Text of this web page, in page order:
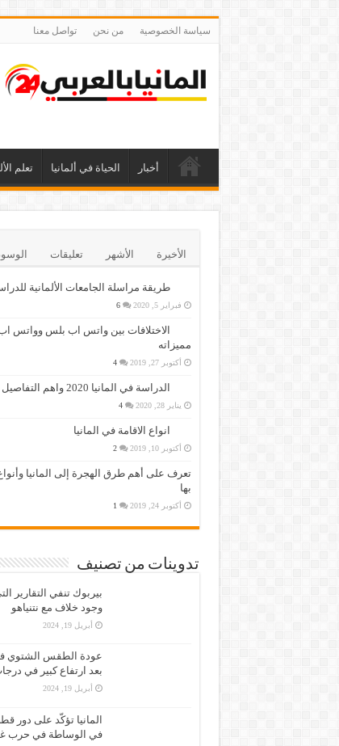
سياسة الخصوصية من نحن تواصل معنا
أخبار الحياة في ألمانيا تعلم
الأخيرة الأشهر تعليقات
طريقة مراسلة الجامعات الألمانية
فبراير 5, 2020 6
الاختلافات بين واتس اب بلس وواتس
مميزاته
أكتوبر 27, 2019 4
الدراسة في المانيا 2020 واهم التفاصيل عنها
يناير 28, 2020 4
انواع الاقامة في المانيا
أكتوبر 10, 2019 2
تعرف على أهم طرق الهجرة إلى المانيا
بها
أكتوبر 24, 2019 1
تدوينات من تصنيف
بيربوك تنفي التقارير
وجود خلاف مع نتنياهو
أبريل 19, 2024
عودة الطقس الشتوي في
بعد ارتفاع كبير في
أبريل 19, 2024
المانيا تؤكّد على دور
في الوساطة في حرب